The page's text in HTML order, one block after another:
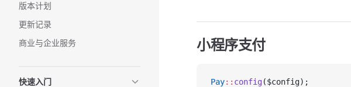
版本计划
更新记录
商业与企业服务
快速入门
小程序支付
Pay:: config ($config);